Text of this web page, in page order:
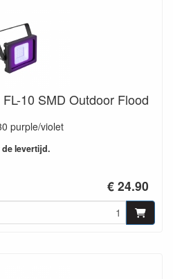
10 SMD Outdoor Flood
purple/violet
levertijd.
€ 24.90